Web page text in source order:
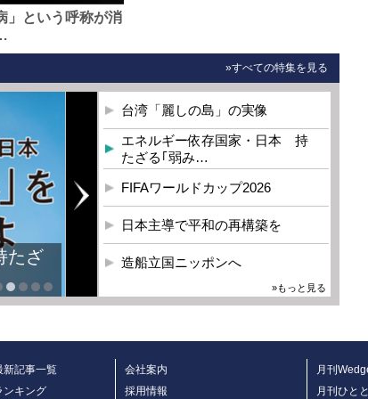
」という呼称が消
»すべての特集を見る
たざ
台湾「麗しの島」の実像
エネルギー依存国家・日本 持
たざる｢弱み…
FIFAワールドカップ2026
日本主導で平和の再構築を
造船立国ニッポンへ
»もっと見る
新記事一覧
ンキング
会社案内
採用情報
月刊
月刊ひと